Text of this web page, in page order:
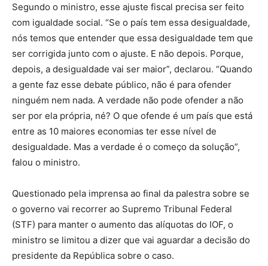
Segundo o ministro, esse ajuste fiscal precisa ser feito
com igualdade social. “Se o país tem essa desigualdade,
nós temos que entender que essa desigualdade tem que
ser corrigida junto com o ajuste. E não depois. Porque,
depois, a desigualdade vai ser maior”, declarou. “Quando
a gente faz esse debate público, não é para ofender
ninguém nem nada. A verdade não pode ofender a não
ser por ela própria, né? O que ofende é um país que está
entre as 10 maiores economias ter esse nível de
desigualdade. Mas a verdade é o começo da solução”,
falou o ministro.
Questionado pela imprensa ao final da palestra sobre se
o governo vai recorrer ao Supremo Tribunal Federal
(STF) para manter o aumento das alíquotas do IOF, o
ministro se limitou a dizer que vai aguardar a decisão do
presidente da República sobre o caso.